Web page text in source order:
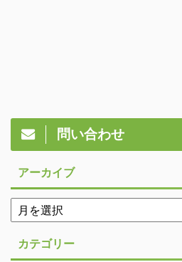
問い合わせ
アーカイブ
カテゴリー